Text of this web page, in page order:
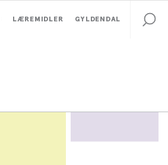
LÆREMIDLER GYLDENDAL